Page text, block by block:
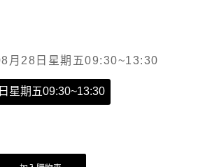
月28日星期五09:30~13:30
星期五09:30~13:30